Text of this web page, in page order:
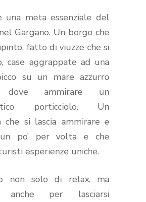
una meta essenziale del
Gargano. Un borgo che
fatto di viuzze che si
case aggrappate ad una
su un mare azzurro
dove ammirare un
porticciolo. Un
che si lascia ammirare e
po’ per volta e che
esperienze uniche.
non solo di relax, ma
anche per lasciarsi